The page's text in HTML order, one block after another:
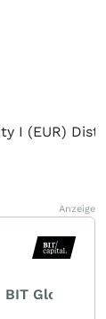
Anzeige
BIT Global